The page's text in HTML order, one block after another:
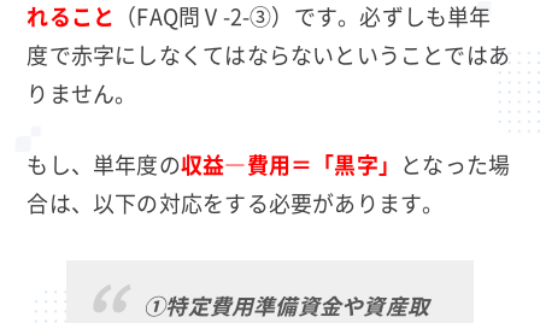
れること （FAQ問Ⅴ-2-③）です。必ずしも単年
度で赤字にしなくてはならないということではあ
りません。
もし、単年度の収益―費用＝「黒字」 となった場
合は、以下の対応をする必要があります。
①特定費用準備資金や資産取